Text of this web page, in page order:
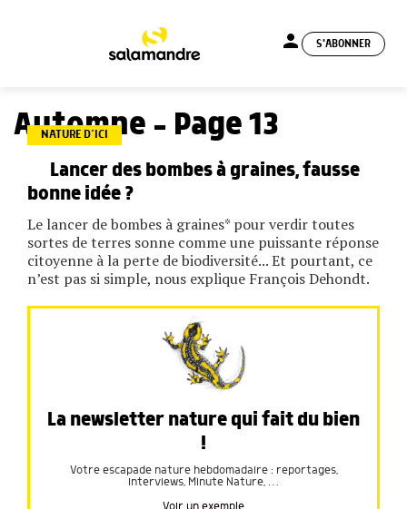
person S'ABONNER
Automne - Page 13
NATURE D’ICI
Lancer des bombes à graines, fausse
bonne idée ?
Le lancer de bombes à graines* pour verdir toutes
sortes de terres sonne comme une puissante réponse
citoyenne à la perte de biodiversité... Et pourtant, ce
n’est pas si simple, nous explique François Dehondt.
La newsletter nature qui fait du bien
!
Votre escapade nature hebdomadaire : reportages,
interviews, Minute Nature, …